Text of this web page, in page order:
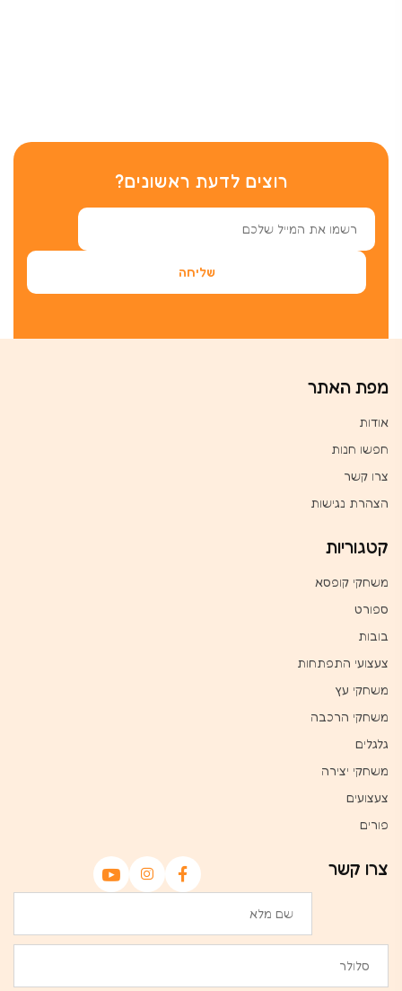
רוצים לדעת ראשונים?
מפת האתר
אודות
חפשו חנות
צרו קשר
הצהרת נגישות
קטגוריות
משחקי קופסא
ספורט
בובות
צעצועי התפתחות
משחקי עץ
משחקי הרכבה
גלגלים
משחקי יצירה
צעצועים
פורים
צרו קשר